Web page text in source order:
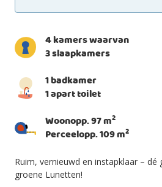
4 kamers waarvan
3 slaapkamers
1 badkamer
1 apart toilet
Woonopp. 97 m2
Perceelopp. 109 m2
Ruim, vernieuwd en instapklaar – dé
groene Lunetten!